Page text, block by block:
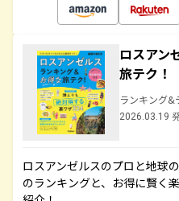
ロスアン
旅テク！
ランキング&
2026.03.19
ロスアンゼルスのプロと地球
のランキングと、お得に賢く